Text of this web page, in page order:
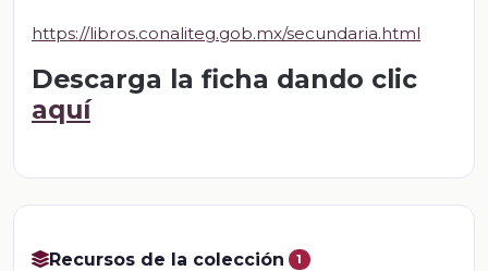
https://libros.conaliteg.gob.mx/secundaria.html
Descarga la ficha dando clic
aquí
Recursos de la colección 1